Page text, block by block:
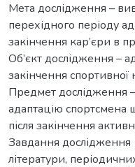
Мета дослідження –
перехідного періоду
закінчення кар’єри в
Об’єкт дослідження –
закінчення спортивної
Предмет дослідження
адаптацію спортсмена
після закінчення
Завдання дослідження
літератури,